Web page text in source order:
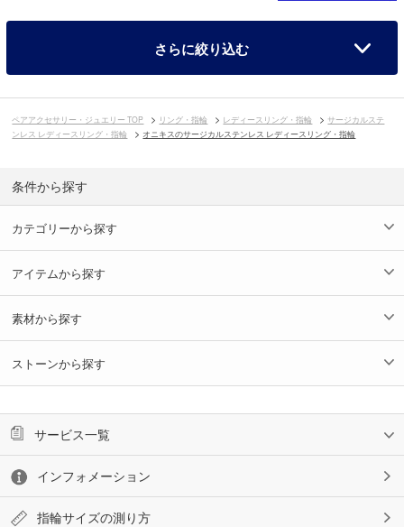
さらに絞り込む
ペアアクセサリー・ジュエリー TOP リング・指輪 レディースリング・指輪
サージカルステ
ンレス レディースリング・指輪
オニキスのサージカルステンレス レディースリング・指輪
条件から探す
カテゴリーから探す
アイテムから探す
素材から探す
ストーンから探す
サービス一覧
インフォメーション
指輪サイズの測り方